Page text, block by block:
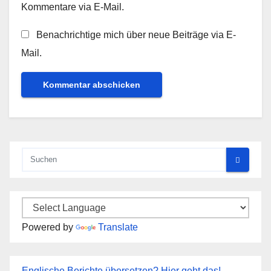
Kommentare via E-Mail.
Benachrichtige mich über neue Beiträge via E-
Mail.
Powered by Translate